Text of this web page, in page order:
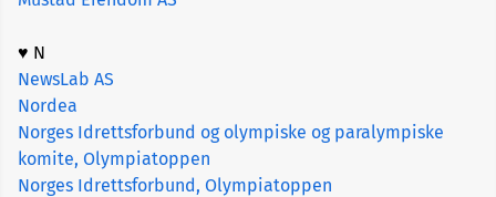
♥ N
NewsLab AS
Nordea
Norges Idrettsforbund og olympiske og paralympiske
komite, Olympiatoppen
Norges Idrettsforbund, Olympiatoppen